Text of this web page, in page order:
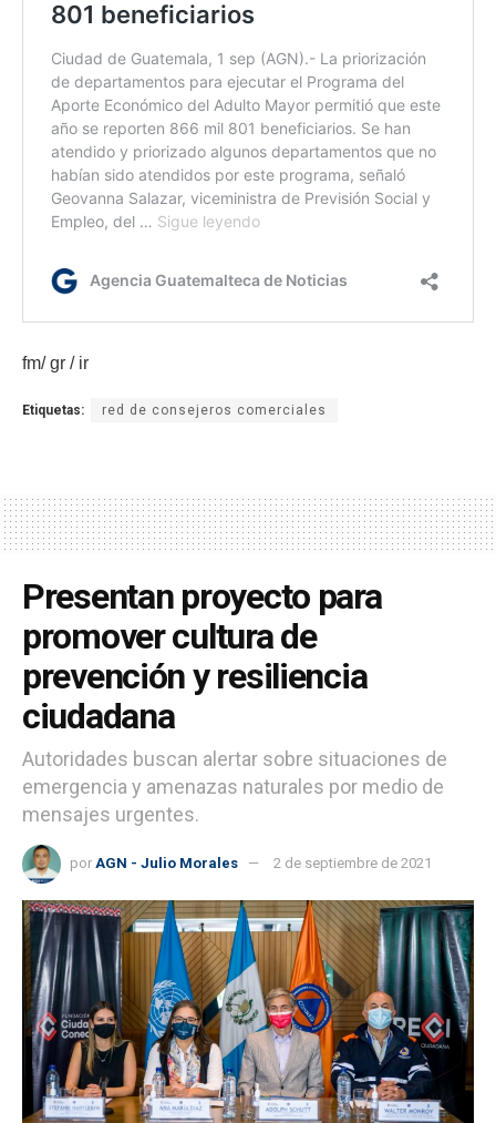
fm/ gr / ir
Etiquetas: red de consejeros comerciales
Presentan proyecto para
promover cultura de
prevención y resiliencia
ciudadana
Autoridades buscan alertar sobre situaciones de
emergencia y amenazas naturales por medio de
mensajes urgentes.
por AGN - Julio Morales 2 de septiembre de 2021